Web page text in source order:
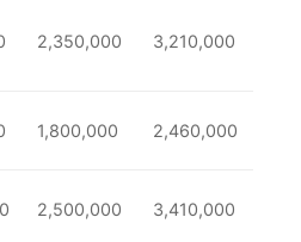
2,350,000 3,210,000
1,800,000 2,460,000
2,500,000 3,410,000